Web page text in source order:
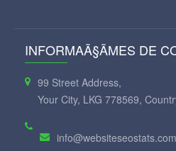
INFORMAÃ§ÃΜES DE
99 Street Address,
Your City, LKG 778569,
info@websiteseostats.com